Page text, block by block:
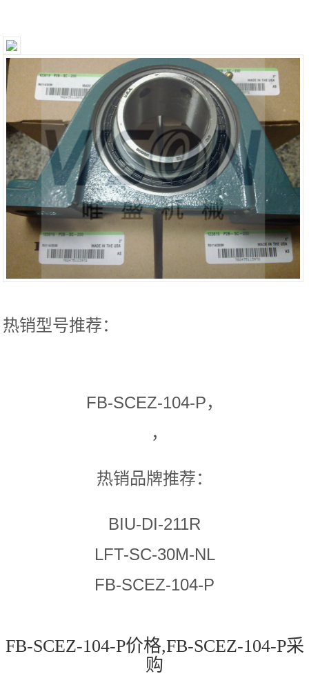
热销型号推荐：
FB-SCEZ-104-P，
，
热销品牌推荐：
BIU-DI-211R
LFT-SC-30M-NL
FB-SCEZ-104-P
FB-SCEZ-104-P价格,FB-SCEZ-104-P采
购